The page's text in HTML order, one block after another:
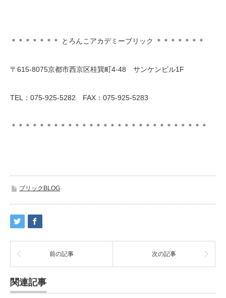
＊＊＊＊＊＊＊ とろんこアカデミーブリック ＊＊＊＊＊＊＊
〒615-8075京都市西京区桂巽町4-48 サンケンビル1F
TEL：075-925-5282 FAX：075-925-5283
＊＊＊＊＊＊＊＊＊＊＊＊＊＊＊＊＊＊＊＊＊＊＊＊＊＊＊＊
ブリックBLOG
前の記事 次の記事
関連記事